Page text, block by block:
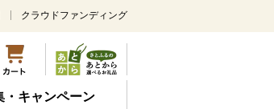
クラウドファンディング
・キャンペーン